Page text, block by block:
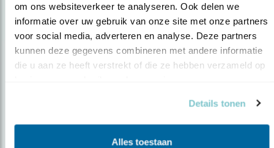
om ons websiteverkeer te analyseren. Ook delen we
informatie over uw gebruik van onze site met onze partners
voor social media, adverteren en analyse. Deze partners
kunnen deze gegevens combineren met andere informatie
die u aan ze heeft verstrekt of die ze hebben verzameld op
Details tonen
Alles toestaan
Op de hoogte blijven?
over vogels en activiteiten van Vogelbescherming.
AANMELDEN VOGELNIEUWS